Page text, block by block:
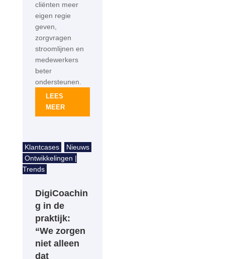
cliënten meer
eigen regie
geven,
zorgvragen
stroomlijnen en
medewerkers
beter
ondersteunen.
LEES
MEER
Klantcases
Nieuws
Ontwikkelingen |
Trends
DigiCoachin
g in de
praktijk:
“We zorgen
niet alleen
dat